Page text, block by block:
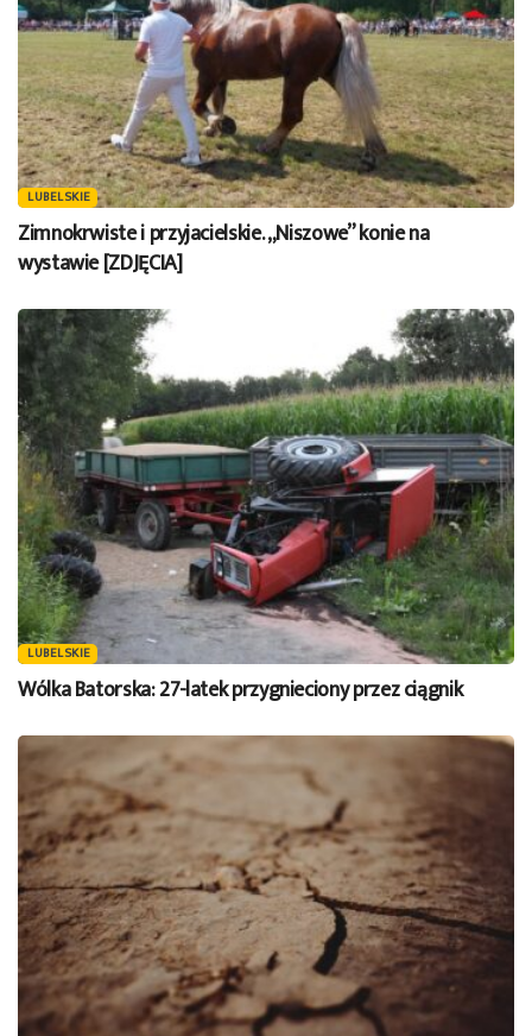
LUBELSKIE
Zimnokrwiste i przyjacielskie. „Niszowe” konie na
wystawie [ZDJĘCIA]
LUBELSKIE
Wólka Batorska: 27-latek przygnieciony przez ciągnik